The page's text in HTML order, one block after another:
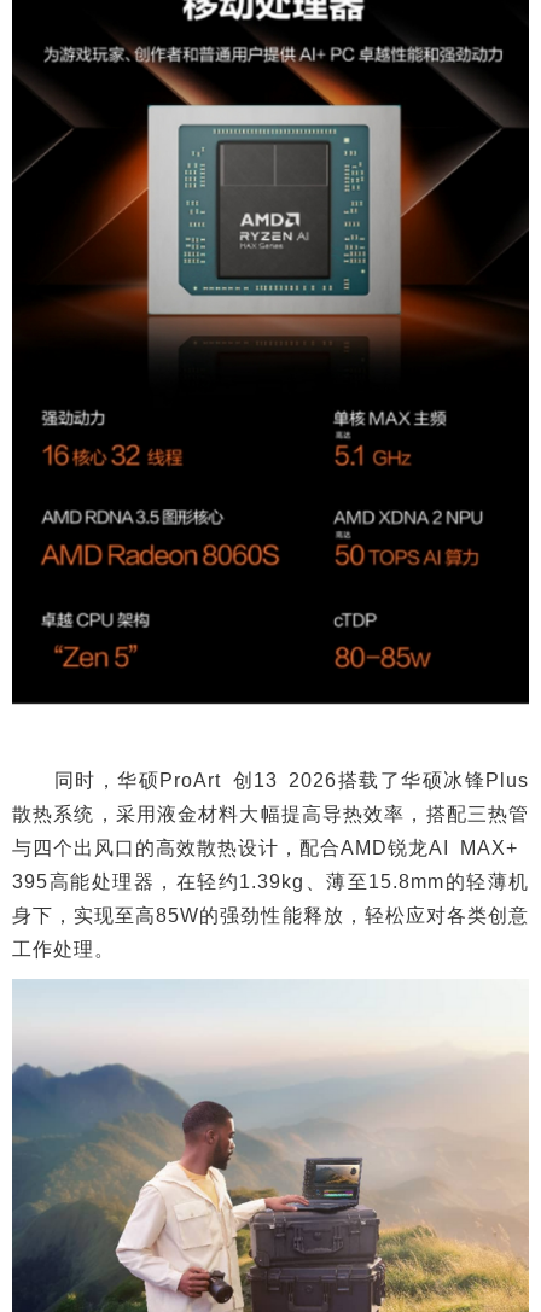
同时，华硕ProArt 创13 2026搭载了华硕冰锋Plus
散热系统，采用液金材料大幅提高导热效率，搭配三热管
与四个出风口的高效散热设计，配合AMD锐龙AI MAX+
395高能处理器，在轻约1.39kg、薄至15.8mm的轻薄机
身下，实现至高85W的强劲性能释放，轻松应对各类创意
工作处理。